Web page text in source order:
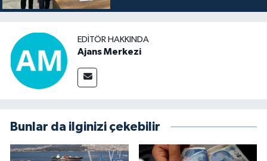
EDITÖR HAKKINDA
Ajans Merkezi
Bunlar da ilginizi çekebilir